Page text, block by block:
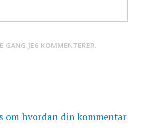
JEG KOMMENTERER.
om hvordan din kommentar